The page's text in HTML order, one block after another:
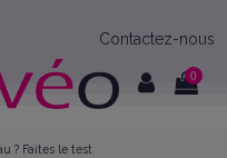
Contactez-nous
0
? Faites le test